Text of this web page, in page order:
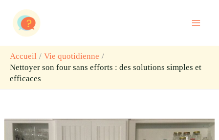
contenu
Accueil
Vie quotidienne
Nettoyer son four sans efforts : des solutions simples et
efficaces
Rechercher